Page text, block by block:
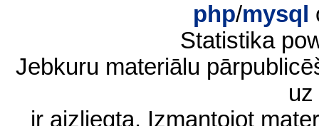
php/mysql
Statistika
Jebkuru materiālu
ir aizliegta. Izmantojot